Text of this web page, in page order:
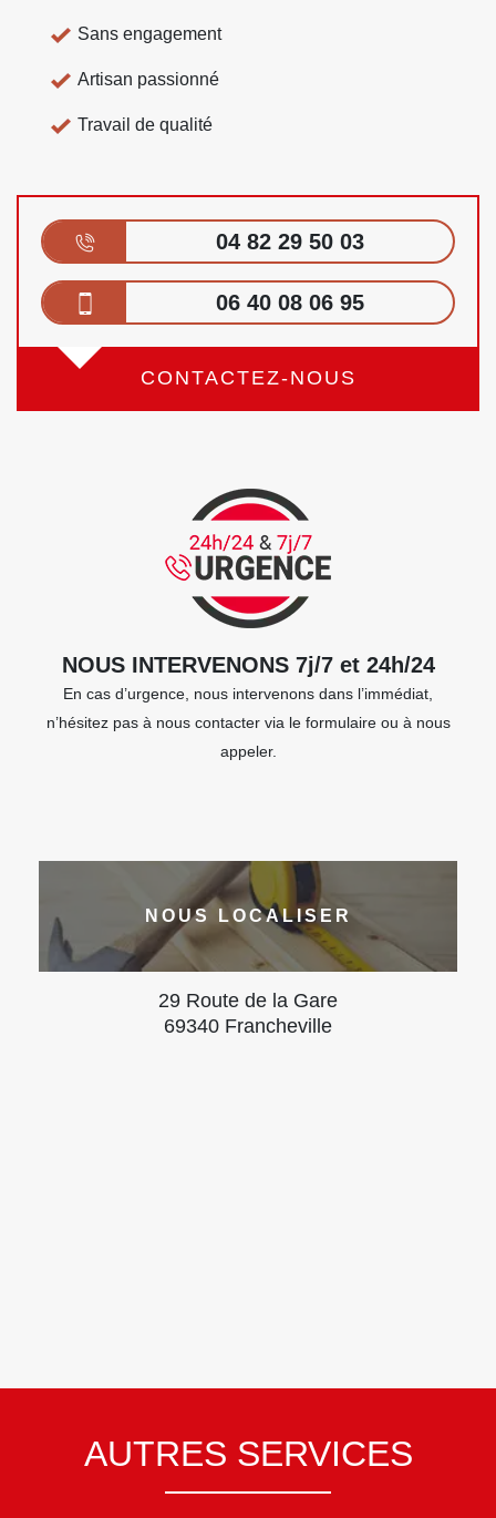
Sans engagement
Artisan passionné
Travail de qualité
04 82 29 50 03
06 40 08 06 95
CONTACTEZ-NOUS
NOUS INTERVENONS 7j/7 et 24h/24
En cas d’urgence, nous intervenons dans l’immédiat,
n’hésitez pas à nous contacter via le formulaire ou à nous
appeler.
NOUS LOCALISER
29 Route de la Gare
69340 Francheville
AUTRES SERVICES